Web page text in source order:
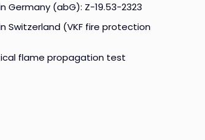
Germany (abG): Z-19.53-2323
Switzerland (VKF fire protection
flame propagation test